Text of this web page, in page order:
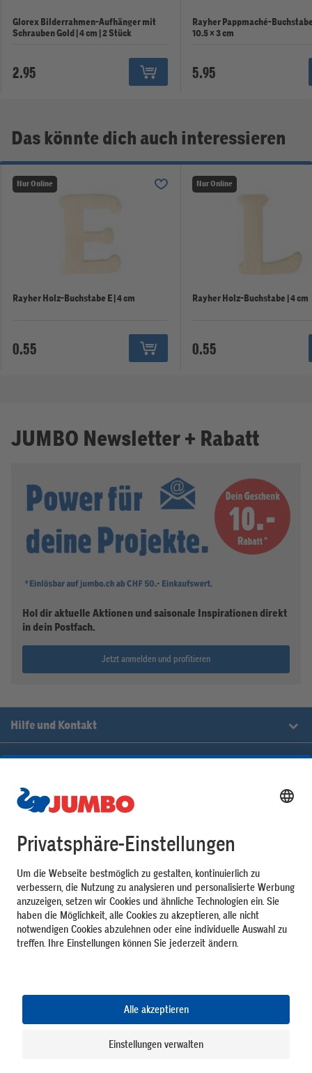
Glorex Bilderrahmen-Aufhänger mit
Schrauben Gold | 4 cm | 2 Stück
2.95
Rayher Pappmaché-Buchstabe
10.5 × 3 cm
5.95
Das könnte dich auch interessieren
Nur Online
Rayher Holz-Buchstabe E | 4 cm
0.55
Nur Online
Rayher Holz-Buchstabe | 4 cm
0.55
JUMBO Newsletter + Rabatt
Hol dir aktuelle Aktionen und saisonale Inspirationen direkt
in dein Postfach.
Jetzt anmelden und profitieren
Hilfe und Kontakt
Einkauf
Top Services
Zahlungsarten
Unsere Vorteile
Folge uns
Datenschutz AGB